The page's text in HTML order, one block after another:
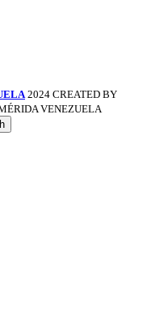
2024 CREATED BY
MÉRIDA VENEZUELA